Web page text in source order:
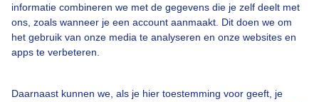
informatie combineren we met de gegevens die je zelf deelt met
ons, zoals wanneer je een account aanmaakt. Dit doen we om
het gebruik van onze media te analyseren en onze websites en
apps te verbeteren.
Daarnaast kunnen we, als je hier toestemming voor geeft, je
Over Buienradar
Veelgestelde vragen